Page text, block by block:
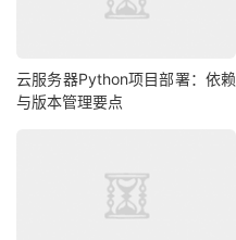
云服务器Python项目部署：依赖
与版本管理要点